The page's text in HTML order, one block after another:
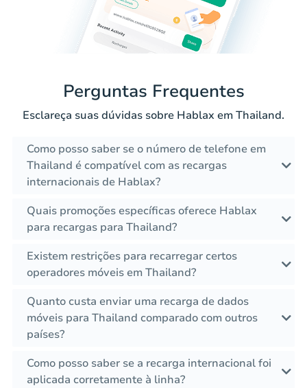
Perguntas Frequentes
Esclareça suas dúvidas sobre Hablax em Thailand.
Como posso saber se o número de telefone em
Thailand é compatível com as recargas
internacionais de Hablax?
Quais promoções específicas oferece Hablax
para recargas para Thailand?
Existem restrições para recarregar certos
operadores móveis em Thailand?
Quanto custa enviar uma recarga de dados
móveis para Thailand comparado com outros
países?
Como posso saber se a recarga internacional foi
aplicada corretamente à linha?